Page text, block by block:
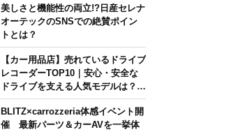
美しさと機能性の両立!?日産セレナ
オーテックのSNSでの絶賛ポイン
トとは？
【カー用品店】売れているドライブ
レコーダーTOP10｜安心・安全な
ドライブを支える人気モデルは？
【2026年6月版】
BLITZ×carrozzeria体感イベント開
催 最新パーツ＆カーAVを一挙体